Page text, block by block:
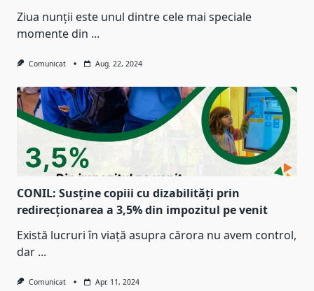
Ziua nunții este unul dintre cele mai speciale
momente din ...
Comunicat Aug. 22, 2024
CONIL: Susține copiii cu dizabilități prin
redirecționarea a 3,5% din impozitul pe venit
Există lucruri în viață asupra cărora nu avem control,
dar ...
Comunicat Apr. 11, 2024